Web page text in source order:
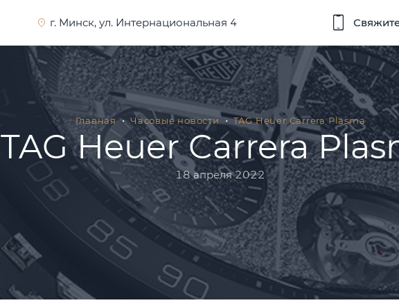
г. Минск, ул. Интернациональная 4
Главная Часовые новости TAG Heuer Carrera Plasma
TAG Heuer Carrera
18 апреля 2022